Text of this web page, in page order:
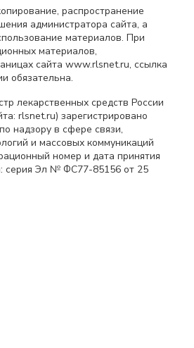
распространение
администратора сайта, а
материалов. При
материалов,
сайта www.rlsnet.ru, ссылка
обязательна.
лекарственных средств России
rlsnet.ru) зарегистрировано
надзору в сфере связи,
и массовых коммуникаций
номер и дата принятия
серия Эл № ФС77-85156 от 25